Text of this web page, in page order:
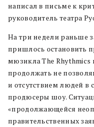
написал в письме к
руководитель театра
На три недели раньше
пришлось остановить
мюзикла The Rhythmics
продолжать не
и отсутствием людей в
продюсеры шоу.
«продолжающейся
правительственных